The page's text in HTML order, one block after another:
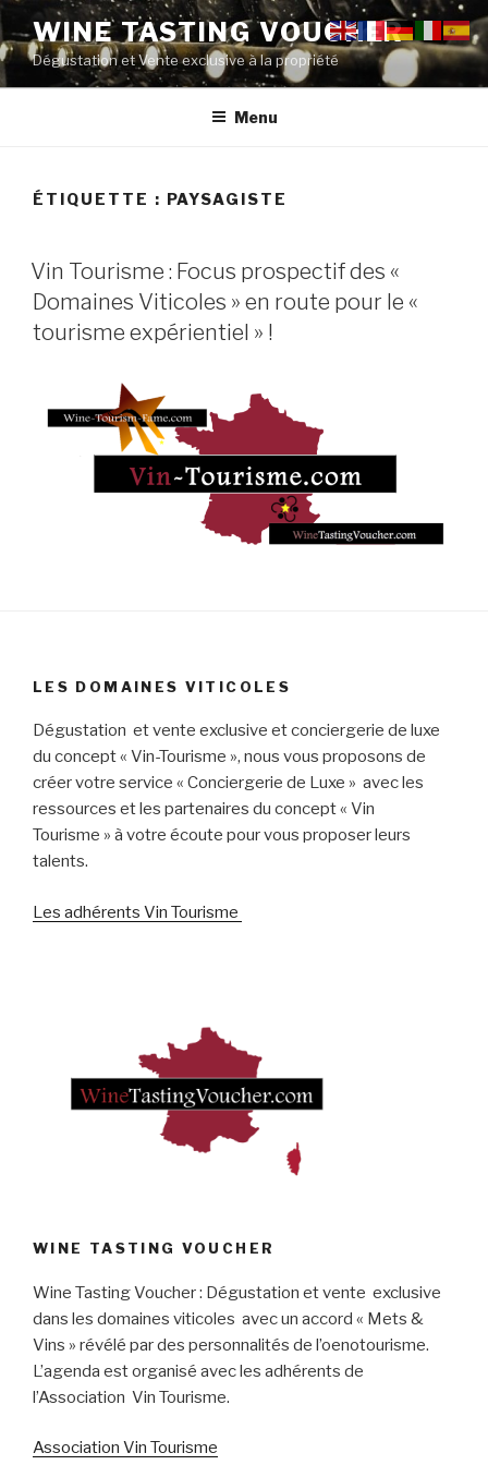
Aller
au
contenu
principal
WINE TASTING VOUCHER
Dégustation et Vente exclusive à la propriété
Menu
ÉTIQUETTE : PAYSAGISTE
PUBLIÉ
LE
Vin Tourisme : Focus prospectif des «
Domaines Viticoles » en route pour le «
tourisme expérientiel » !
LES DOMAINES VITICOLES
Dégustation et vente exclusive et conciergerie de luxe
du concept « Vin-Tourisme », nous vous proposons de
créer votre service « Conciergerie de Luxe » avec les
ressources et les partenaires du concept « Vin
Tourisme » à votre écoute pour vous proposer leurs
talents.
Les adhérents Vin Tourisme
WINE TASTING VOUCHER
Wine Tasting Voucher : Dégustation et vente exclusive
dans les domaines viticoles avec un accord « Mets &
Vins » révélé par des personnalités de l’oenotourisme.
L’agenda est organisé avec les adhérents de
l’Association Vin Tourisme.
Association Vin Tourisme